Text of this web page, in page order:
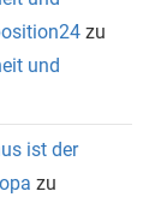
zu
und
ist der
zu